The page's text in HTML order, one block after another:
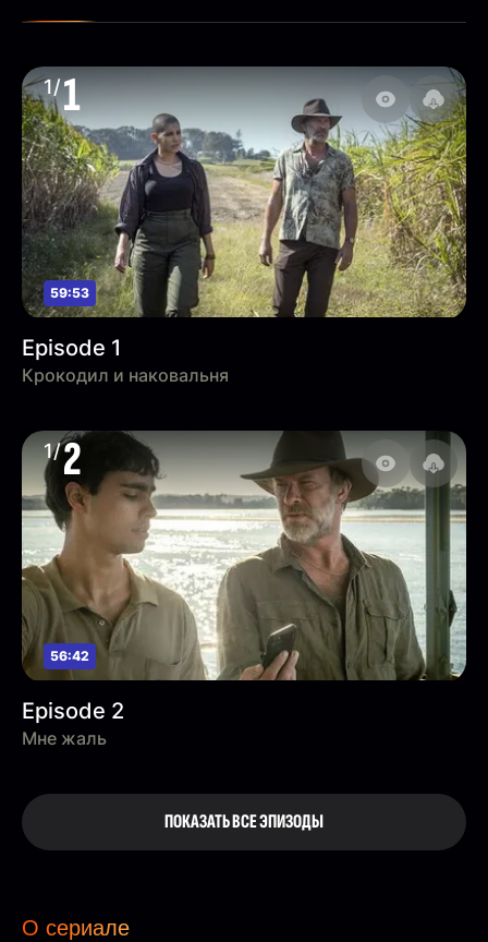
1/1
59:53
Episode 1
Крокодил и наковальня
1/2
56:42
Episode 2
Мне жаль
ПОКАЗАТЬ ВСЕ ЭПИЗОДЫ
О сериале